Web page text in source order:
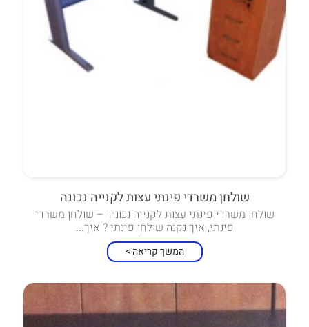
שולחן משרדי פינתי עצות לקנייה נכונה
שולחן משרדי פינתי עצות לקנייה נכונה – שולחן משרדי
פינתי, איך נקנה שולחן פינתי ? איך...
המשך קריאה >